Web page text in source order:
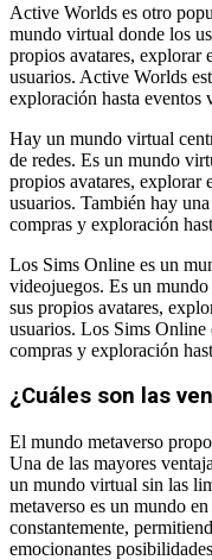
Active Worlds es otro
mundo virtual donde los
propios avatares, explorar
usuarios. Active Worlds
exploración hasta eventos
Hay un mundo virtual
de redes. Es un mundo
propios avatares, explorar
usuarios. También hay
compras y exploración
Los Sims Online es un
videojuegos. Es un
sus propios avatares,
usuarios. Los Sims Online
compras y exploración
¿Cuáles son las
El mundo metaverso
Una de las mayores
un mundo virtual sin las
metaverso es un mundo
constantemente,
emocionantes